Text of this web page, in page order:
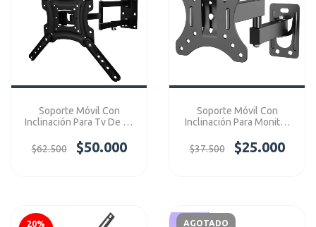
Soporte Móvil Con
Inclinación Para Tv De 32
$62.500
$50.000
Soporte Móvil Con
Inclinación Para Monitor
$37.500
$25.000
20% AGOTADO